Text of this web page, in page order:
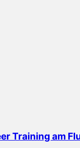
Training am